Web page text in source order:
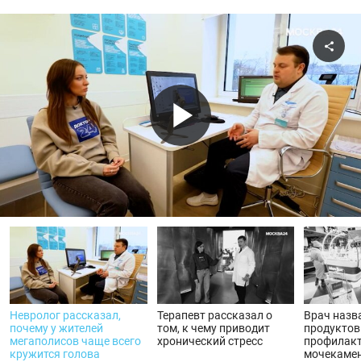
видео
Невролог рассказал,
почему у жителей
мегаполисов чаще всего
кружится голова
Терапевт рассказал о
том, к чему приводит
хронический стресс
Врач